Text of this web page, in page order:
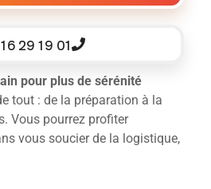
29 19 01
pour plus de sérénité
tout : de la préparation à la
Vous pourrez profiter
vous soucier de la logistique,